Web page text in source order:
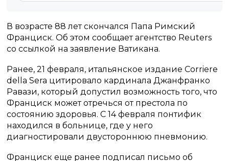
В возрасте 88 лет скончался Папа Римский
Франциск. Об этом сообщает агентство Reuters
со ссылкой на заявление Ватикана.
Ранее, 21 февраля, итальянское издание Corriere
della Sera цитировало кардинала Джанфранко
Равази, который допустил возможность того, что
Франциск может отречься от престола по
состоянию здоровья. С 14 февраля понтифик
находился в больнице, где у него
диагностировали двустороннюю пневмонию.
Франциск еще ранее подписал письмо об